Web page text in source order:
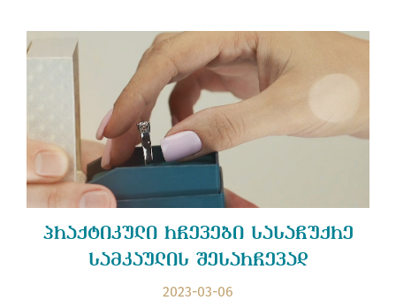
პრაქტიკული რჩევები სასაჩუქრე
სამკაულის შესარჩევად
2023-03-06